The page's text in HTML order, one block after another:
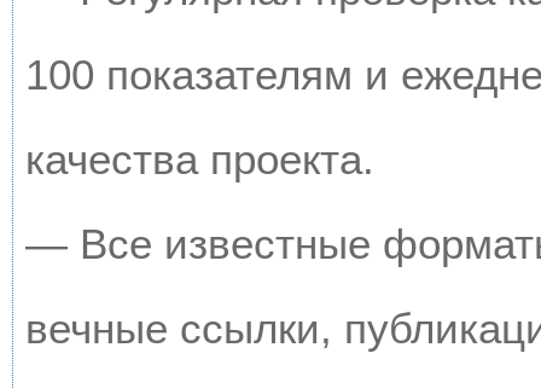
100 показателям и
качества проекта.
— Все известные
вечные ссылки,